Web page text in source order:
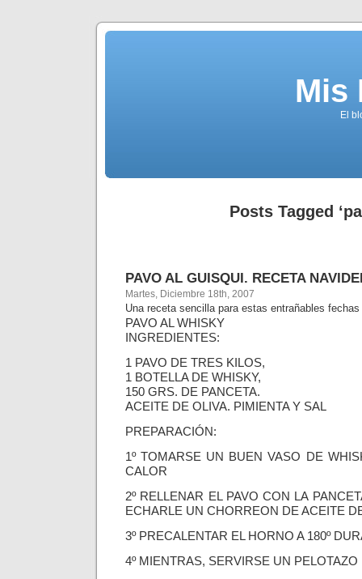
Mis
El
Posts Tagged
PAVO AL GUISQUI. RECETA
Martes, Diciembre 18th, 2007
Una receta sencilla para estas entrañables
PAVO AL WHISKY
INGREDIENTES:
1 PAVO DE TRES KILOS,
1 BOTELLA DE WHISKY,
150 GRS. DE PANCETA.
ACEITE DE OLIVA. PIMIENTA Y SAL
PREPARACIÓN:
1º TOMARSE UN BUEN VASO DE
CALOR
2º RELLENAR EL PAVO CON LA
ECHARLE UN CHORREON DE ACEITE
3º PRECALENTAR EL HORNO A 180º
4º MIENTRAS, SERVIRSE UN PELOTAZO